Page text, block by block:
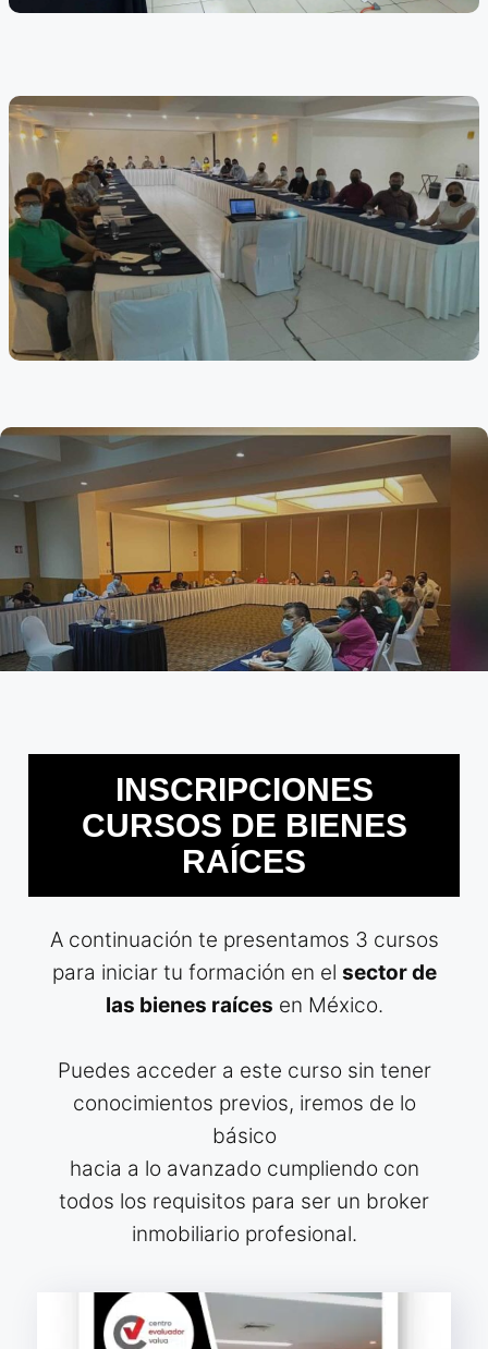
INSCRIPCIONES
CURSOS DE BIENES
RAÍCES
A continuación te presentamos 3 cursos
para iniciar tu formación en el sector de
las bienes raíces en México.
Puedes acceder a este curso sin tener
conocimientos previos, iremos de lo
básico
hacia a lo avanzado cumpliendo con
todos los requisitos para ser un broker
inmobiliario profesional.